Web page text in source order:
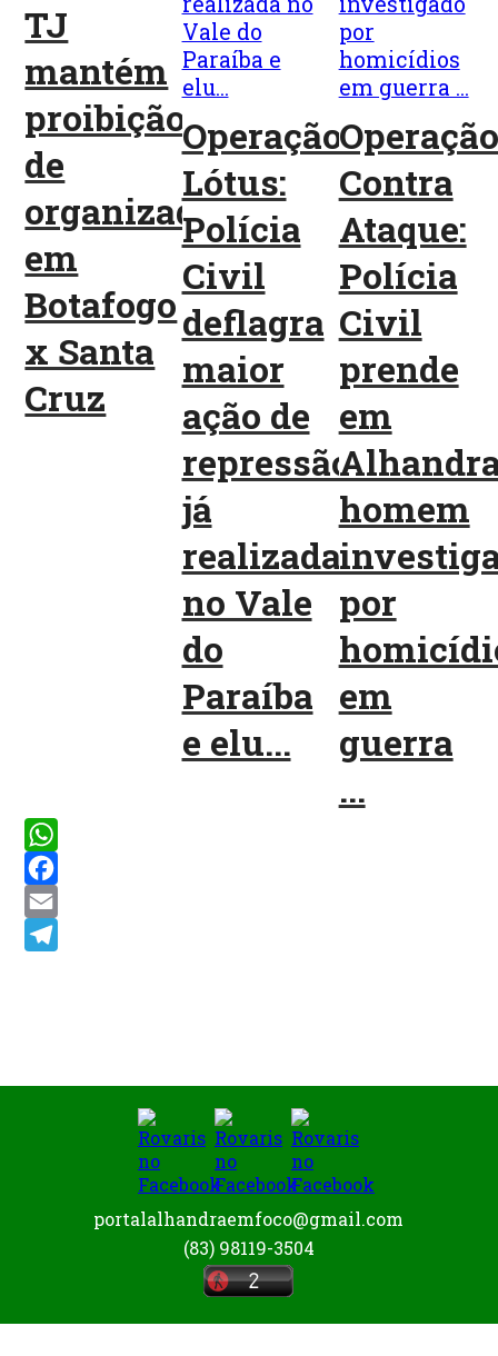
TJ
mantém
proibição
de
organizadas
em
Botafogo
x Santa
Cruz
Operação
Lótus:
Polícia
Civil
deflagra
maior
ação de
repressão
já
realizada
no Vale
do
Paraíba
e elu...
Operação
Contra
Ataque:
Polícia
Civil
prende
em
homem
por
em
guerra
...
WhatsApp
Facebook
Email
portalalhandraemfoco@gmail.com
(83) 98119-3504